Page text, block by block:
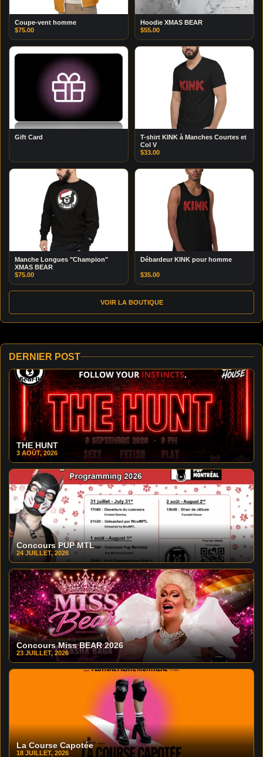
Coupe-vent homme
$75.00
Hoodie XMAS BEAR
$55.00
Gift Card
T-shirt KINK à Manches Courtes et
Col V
$33.00
Manche Longues "Champion"
XMAS BEAR
$75.00
Débardeur KINK pour homme
$35.00
VOIR LA BOUTIQUE
DERNIER POST
THE HUNT
3 AOÛT, 2026
Concours PUP MTL
24 JUILLET, 2026
Concours Miss BEAR 2026
23 JUILLET, 2026
La Course Capotée
18 JUILLET, 2026